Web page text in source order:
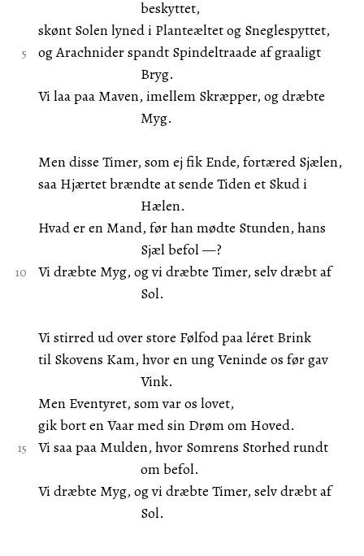
beskyttet,
skønt Solen lyned i Planteæltet og Sneglespyttet,
og Arachnider spandt Spindeltraade af graaligt
Bryg.
Vi laa paa Maven, imellem Skræpper, og dræbte
Myg.
Men disse Timer, som ej fik Ende, fortæred Sjælen,
saa Hjærtet brændte at sende Tiden et Skud i
Hælen.
Hvad er en Mand, før han mødte Stunden, hans
Sjæl befol —?
Vi dræbte Myg, og vi dræbte Timer, selv dræbt af
Sol.
Vi stirred ud over store Følfod paa léret Brink
til Skovens Kam, hvor en ung Veninde os før gav
Vink.
Men Eventyret, som var os lovet,
gik bort en Vaar med sin Drøm om Hoved.
Vi saa paa Mulden, hvor Somrens Storhed rundt
om befol.
Vi dræbte Myg, og vi dræbte Timer, selv dræbt af
Sol.